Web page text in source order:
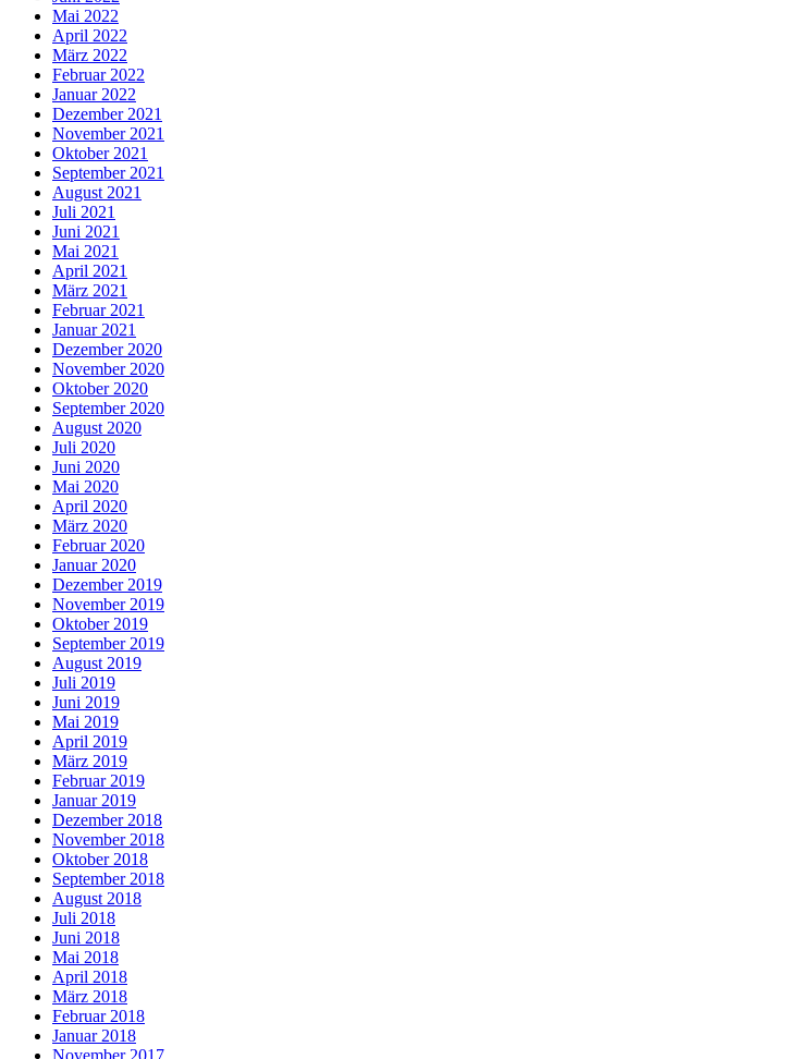
Mai 2022
April 2022
März 2022
Februar 2022
Januar 2022
Dezember 2021
November 2021
Oktober 2021
September 2021
August 2021
Juli 2021
Juni 2021
Mai 2021
April 2021
März 2021
Februar 2021
Januar 2021
Dezember 2020
November 2020
Oktober 2020
September 2020
August 2020
Juli 2020
Juni 2020
Mai 2020
April 2020
März 2020
Februar 2020
Januar 2020
Dezember 2019
November 2019
Oktober 2019
September 2019
August 2019
Juli 2019
Juni 2019
Mai 2019
April 2019
März 2019
Februar 2019
Januar 2019
Dezember 2018
November 2018
Oktober 2018
September 2018
August 2018
Juli 2018
Juni 2018
Mai 2018
April 2018
März 2018
Februar 2018
Januar 2018
November 2017